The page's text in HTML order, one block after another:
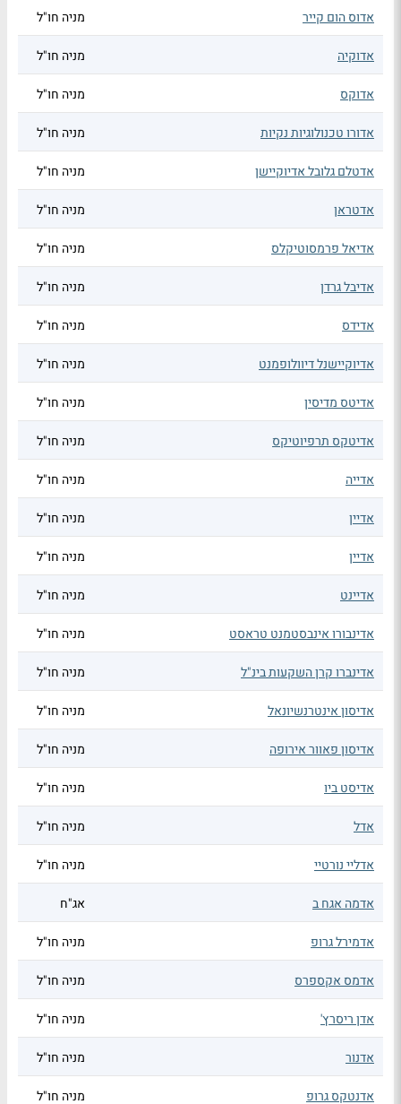
אדוס הום קייר מניה חו"ל
אדוקיה מניה חו"ל
אדוקס מניה חו"ל
אדורו טכנולוגיות נקיות מניה חו"ל
אדטלם גלובל אדיוקיישן מניה חו"ל
אדטראן מניה חו"ל
אדיאל פרמסוטיקלס מניה חו"ל
אדיבל גרדן מניה חו"ל
אדידס מניה חו"ל
אדיוקיישנל דיוולופמנט מניה חו"ל
אדיטס מדיסין מניה חו"ל
אדיטקס תרפיוטיקס מניה חו"ל
אדייה מניה חו"ל
אדיין מניה חו"ל
אדיין מניה חו"ל
אדיינט מניה חו"ל
אדינבורו אינבסטמנט טראסט מניה חו"ל
אדינברו קרן השקעות בינ"ל מניה חו"ל
אדיסון אינטרנשיונאל מניה חו"ל
אדיסון פאוור אירופה מניה חו"ל
אדיסט ביו מניה חו"ל
אדל מניה חו"ל
אדליי נורטיי מניה חו"ל
אדמה אגח ב אג"ח
אדמירל גרופ מניה חו"ל
אדמס אקספרס מניה חו"ל
אדן ריסרץ' מניה חו"ל
אדנור מניה חו"ל
אדנטקס גרופ מניה חו"ל